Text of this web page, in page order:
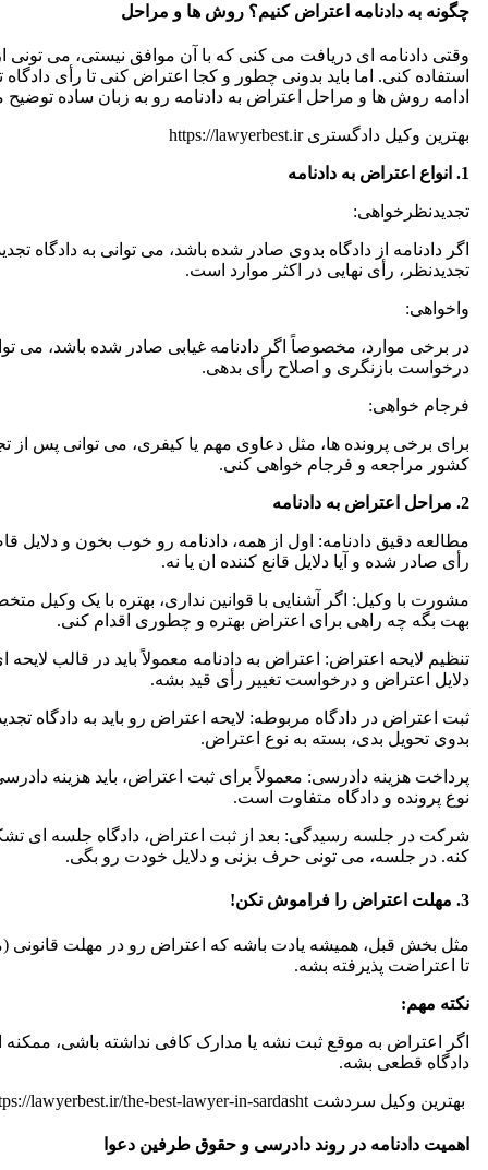
چگونه به دادنامه اعتراض کنیم؟ روش ها و مراحل
وقتی دادنامه ای دریافت می کنی که با آن موافق نیستی، می تونی
استفاده کنی. اما باید بدونی چطور و کجا اعتراض کنی تا رأی
ادامه روش ها و مراحل اعتراض به دادنامه رو به زبان ساده
بهترین وکیل دادگستری https://lawyerbest.ir
1. انواع اعتراض به دادنامه
تجدیدنظرخواهی:
اگر دادنامه از دادگاه بدوی صادر شده باشد، می توانی به دادگاه
تجدیدنظر، رأی نهایی در اکثر موارد است.
واخواهی:
در برخی موارد، مخصوصاً اگر دادنامه غیابی صادر شده باشد، می
درخواست بازنگری و اصلاح رأی بدهی.
فرجام خواهی:
برای برخی پرونده ها، مثل دعاوی مهم یا کیفری، می توانی پس از
کشور مراجعه و فرجام خواهی کنی.
2. مراحل اعتراض به دادنامه
مطالعه دقیق دادنامه: اول از همه، دادنامه رو خوب بخون و دلایل
رأی صادر شده و آیا دلایل قانع کننده ان یا نه.
مشورت با وکیل: اگر آشنایی با قوانین نداری، بهتره با یک
بهت بگه چه راهی برای اعتراض بهتره و چطوری اقدام کنی.
تنظیم لایحه اعتراض: اعتراض به دادنامه معمولاً باید در قالب لایحه
دلایل اعتراض و درخواست تغییر رأی قید بشه.
ثبت اعتراض در دادگاه مربوطه: لایحه اعتراض رو باید به دادگاه
بدوی تحویل بدی، بسته به نوع اعتراض.
پرداخت هزینه دادرسی: معمولاً برای ثبت اعتراض، باید هزینه
نوع پرونده و دادگاه متفاوت است.
شرکت در جلسه رسیدگی: بعد از ثبت اعتراض، دادگاه جلسه ای
کنه. در جلسه، می تونی حرف بزنی و دلایل خودت رو بگی.
3. مهلت اعتراض را فراموش نکن!
تا اعتراضت پذیرفته بشه.
نکته مهم:
اگر اعتراض به موقع ثبت نشه یا مدارک کافی نداشته باشی،
دادگاه قطعی بشه.
بهترین وکیل سردشت https://lawyerbest.ir/the-best-lawyer-in-sardasht/
اهمیت دادنامه در روند دادرسی و حقوق طرفین دعوا